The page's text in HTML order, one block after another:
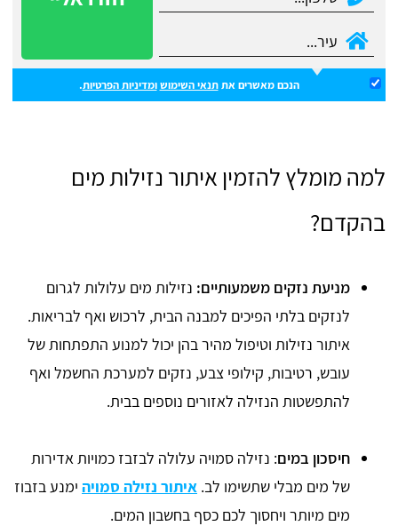
הנכם מאשרים אתתנאי השימוש ומדיניות הפרטיות.
למה מומלץ להזמין איתור נזילות מים
בהקדם?
מניעת נזקים משמעותיים: נזילות מים עלולות לגרום
לנזקים בלתי הפיכים למבנה הבית, לרכוש ואף לבריאות.
איתור נזילות וטיפול מהיר בהן יכול למנוע התפתחות של
עובש, רטיבות, קילופי צבע, נזקים למערכת החשמל ואף
להתפשטות הנזילה לאזורים נוספים בבית.
חיסכון במים: נזילה סמויה עלולה לבזבז כמויות אדירות
של מים מבלי שתשימו לב. איתור נזילה סמויה ימנע בזבוז
מים מיותר ויחסוך לכם כסף בחשבון המים.